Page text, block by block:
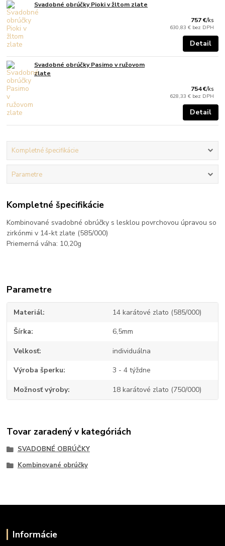
Svadobné obrúčky Pioki v žltom zlate
757 €/ks
630,83 € bez DPH
Detail
Svadobné obrúčky Pasimo v ružovom
zlate
754 €/ks
628,33 € bez DPH
Detail
Kompletné špecifikácie
Parametre
Kompletné špecifikácie
Kombinované svadobné obrúčky s lesklou povrchovou úpravou so
zirkónmi v 14-kt zlate (585/000)
Priemerná váha: 10,20g
Parametre
Materiál 14 karátové zlato (585/000)
Šírka 6,5mm
Velkosť individuálna
Výroba šperku 3 - 4 týždne
Možnosť výroby 18 karátové zlato (750/000)
Tovar zaradený v kategóriách
SVADOBNÉ OBRÚČKY
Kombinované obrúčky
Informácie